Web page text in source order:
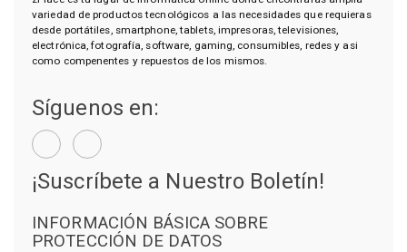
variedad de productos tecnológicos a las necesidades que requieras
desde portátiles, smartphone, tablets, impresoras, televisiones,
electrónica, fotografía, software, gaming, consumibles, redes y asi
como compenentes y repuestos de los mismos.
Síguenos en:
¡Suscríbete a Nuestro Boletín!
INFORMACIÓN BÁSICA SOBRE
PROTECCIÓN DE DATOS